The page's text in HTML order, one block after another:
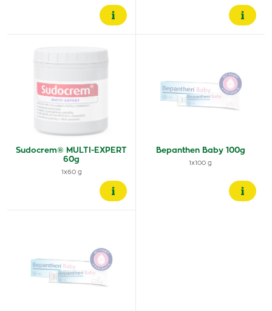
Sudocrem® MULTI-EXPERT
60g
1x60 g
Bepanthen Baby 100g
1x100 g